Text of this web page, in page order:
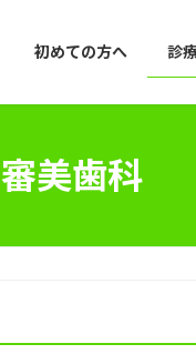
初めての方へ 診
審美歯科